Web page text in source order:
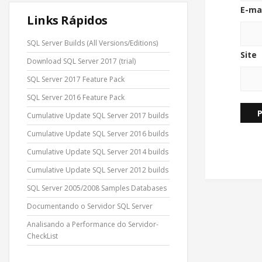
Links Rápidos
SQL Server Builds (All Versions/Editions)
Download SQL Server 2017 (trial)
SQL Server 2017 Feature Pack
SQL Server 2016 Feature Pack
Cumulative Update SQL Server 2017 builds
Cumulative Update SQL Server 2016 builds
Cumulative Update SQL Server 2014 builds
Cumulative Update SQL Server 2012 builds
SQL Server 2005/2008 Samples Databases
Documentando o Servidor SQL Server
Analisando a Performance do Servidor-
CheckList
E-
Site